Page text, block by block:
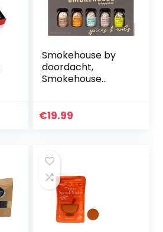
Smokehouse by
doordacht,
Smokehouse
Grill kruiden
€19.99